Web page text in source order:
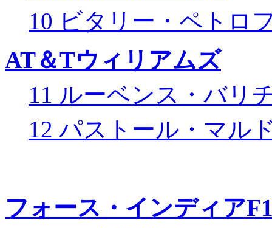
10 ビタリー・ペトロ
AT＆Tウィリアムズ
11 ルーベンス・バリ
12 パストール・マル
フォース・インディア